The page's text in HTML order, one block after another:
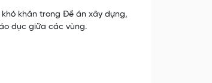
khăn trong Đề án xây dựng,
dục giữa các vùng.